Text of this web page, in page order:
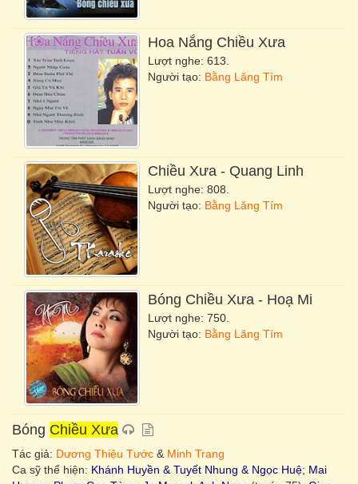
Hoa Nắng Chiều Xưa
Lượt nghe: 613.
Người tạo: Bằng Lăng Tím
Chiều Xưa - Quang Linh
Lượt nghe: 808.
Người tạo: Bằng Lăng Tím
Bóng Chiều Xưa - Hoạ Mi
Lượt nghe: 750.
Người tạo: Bằng Lăng Tím
Bóng Chiều Xưa
Tác giả: Dương Thiệu Tước & Minh Trang
Ca sỹ thể hiện: Khánh Huyền & Tuyết Nhung & Ngọc Huệ; Mai